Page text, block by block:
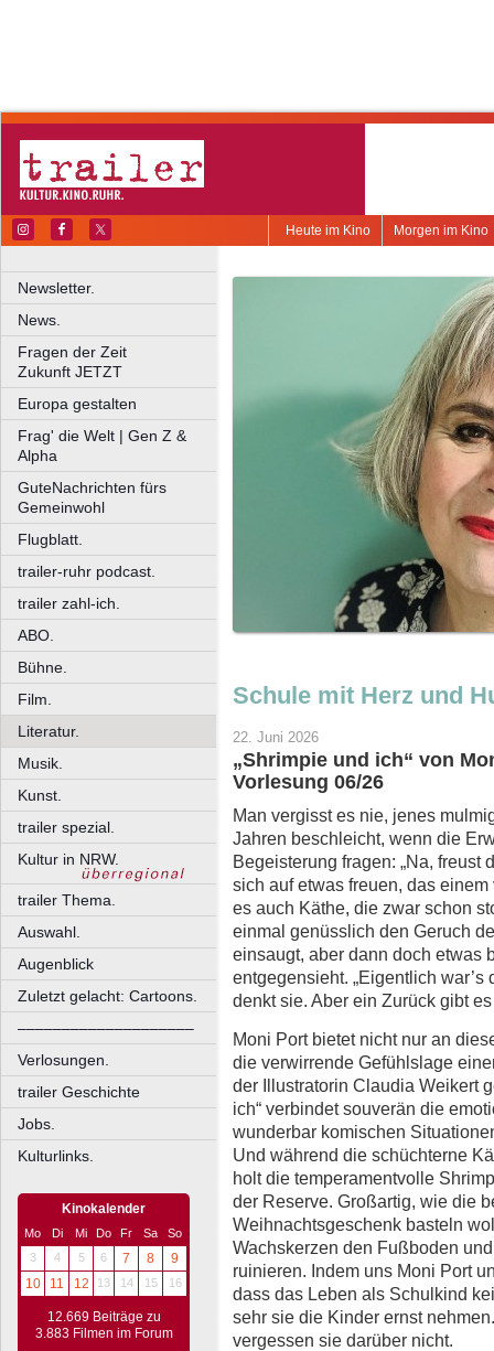
Morgen im Kino
Heute im Kino
Newsletter.
News.
Fragen der Zeit
Zukunft JETZT
Europa gestalten
Frag' die Welt | Gen Z &
Alpha
GuteNachrichten fürs
Gemeinwohl
Flugblatt.
trailer-ruhr podcast.
trailer zahl-ich.
ABO.
Bühne.
Film.
Literatur.
Musik.
Kunst.
trailer spezial.
Kultur in NRW.
trailer Thema.
Auswahl.
Augenblick
Zuletzt gelacht: Cartoons.
––––––––––––––––––––
Verlosungen.
trailer Geschichte
Jobs.
Kulturlinks.
Kinokalender
Mo Di Mi Do Fr Sa
So
3
4 5 6 7 8
9
10
11 12 13 14 15 16
12.669 Beiträge zu
3.883 Filmen im Forum
Schule mit Herz und
22. Juni 2026
„Shrimpie und ich“ von
Vorlesung 06/26
Man vergisst es nie, jenes
Jahren beschleicht, wenn die
Begeisterung fragen: „Na, freust
sich auf etwas freuen, das
es auch Käthe, die zwar schon
einmal genüsslich den Geruch
einsaugt, aber dann doch etwas
entgegensieht. „Eigentlich
denkt sie. Aber ein Zurück gibt
Moni Port bietet nicht nur an
die verwirrende Gefühlslage
der Illustratorin Claudia Weikert
ich“ verbindet souverän die
wunderbar komischen
Und während die schüchterne
holt die temperamentvolle
der Reserve. Großartig, wie die
Weihnachtsgeschenk basteln
Wachskerzen den Fußboden
ruinieren. Indem uns Moni Port
dass das Leben als Schulkind
sehr sie die Kinder ernst
vergessen sie darüber nicht.